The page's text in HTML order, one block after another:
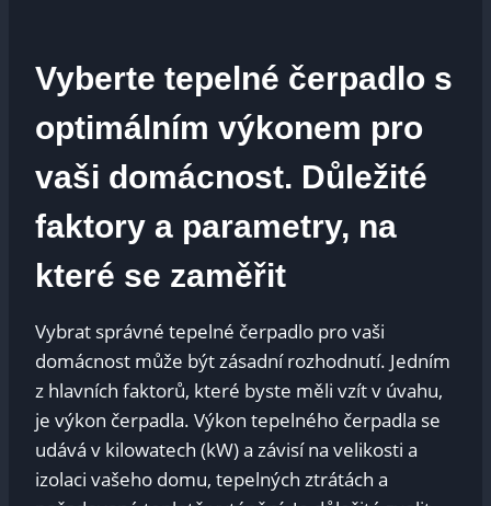
Vyberte tepelné čerpadlo s
optimálním výkonem pro
vaši domácnost. Důležité
faktory a parametry, na
které se zaměřit
Vybrat správné tepelné čerpadlo pro vaši
domácnost může být zásadní rozhodnutí. Jedním
z hlavních faktorů, které byste měli vzít v úvahu,
je výkon čerpadla. Výkon tepelného čerpadla se
udává v kilowatech (kW) a závisí na velikosti a
izolaci vašeho domu, tepelných ztrátách a